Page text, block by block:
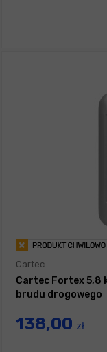
Cartec
Cartec Fortex 5,8
brudu drogowego
138,00 zł